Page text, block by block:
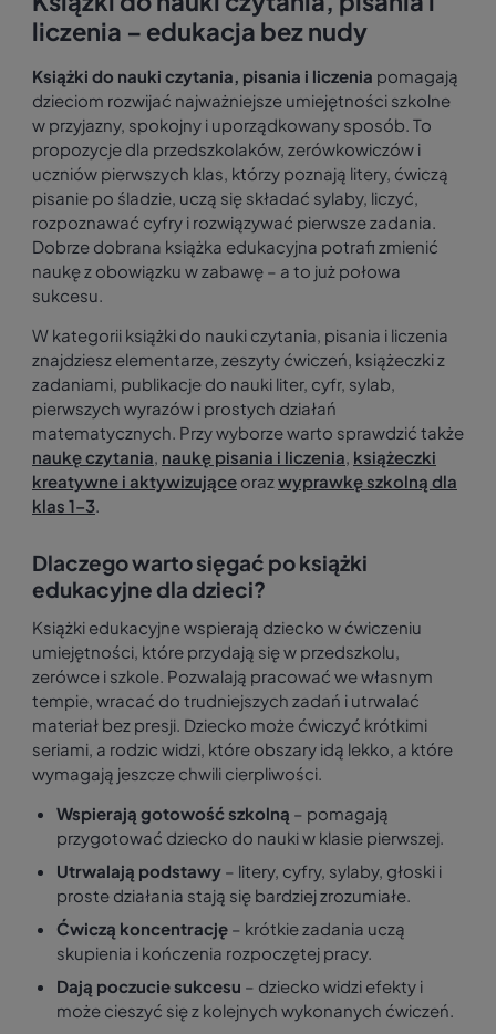
liczenia – edukacja bez nudy
Książki do nauki czytania, pisania i liczenia pomagają
dzieciom rozwijać najważniejsze umiejętności szkolne
w przyjazny, spokojny i uporządkowany sposób. To
propozycje dla przedszkolaków, zerówkowiczów i
uczniów pierwszych klas, którzy poznają litery, ćwiczą
pisanie po śladzie, uczą się składać sylaby, liczyć,
rozpoznawać cyfry i rozwiązywać pierwsze zadania.
Dobrze dobrana książka edukacyjna potrafi zmienić
naukę z obowiązku w zabawę – a to już połowa
sukcesu.
W kategorii książki do nauki czytania, pisania i liczenia
znajdziesz elementarze, zeszyty ćwiczeń, książeczki z
zadaniami, publikacje do nauki liter, cyfr, sylab,
pierwszych wyrazów i prostych działań
matematycznych. Przy wyborze warto sprawdzić także
naukę czytania, naukę pisania i liczenia, książeczki
kreatywne i aktywizujące orazwyprawkę szkolną dla
klas 1–3.
Dlaczego warto sięgać po książki
edukacyjne dla dzieci?
Książki edukacyjne wspierają dziecko w ćwiczeniu
umiejętności, które przydają się w przedszkolu,
zerówce i szkole. Pozwalają pracować we własnym
tempie, wracać do trudniejszych zadań i utrwalać
materiał bez presji. Dziecko może ćwiczyć krótkimi
seriami, a rodzic widzi, które obszary idą lekko, a które
wymagają jeszcze chwili cierpliwości.
Wspierają gotowość szkolną – pomagają
przygotować dziecko do nauki w klasie pierwszej.
Utrwalają podstawy – litery, cyfry, sylaby, głoski i
proste działania stają się bardziej zrozumiałe.
Ćwiczą koncentrację – krótkie zadania uczą
skupienia i kończenia rozpoczętej pracy.
Dają poczucie sukcesu – dziecko widzi efekty i
może cieszyć się z kolejnych wykonanych ćwiczeń.